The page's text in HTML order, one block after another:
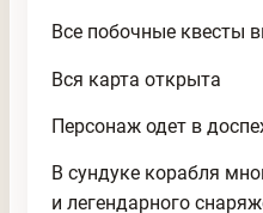
Все побочные квесты
Вся карта открыта
Персонаж одет в
В сундуке корабля
и легендарного